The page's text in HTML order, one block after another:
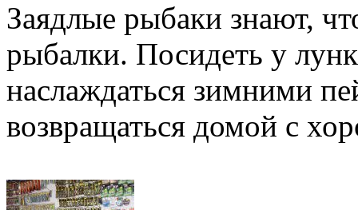
Заядлые рыбаки знают,
рыбалки. Посидеть у
наслаждаться зимними
возвращаться домой с